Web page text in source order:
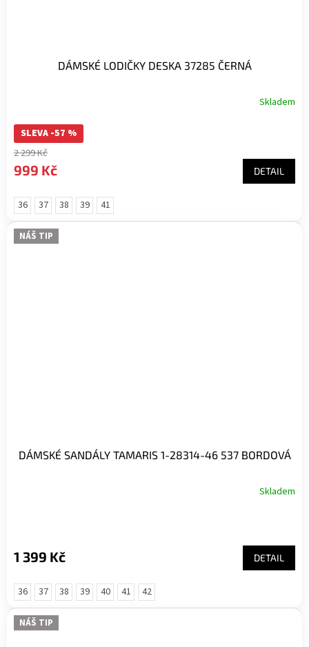
DÁMSKÉ LODIČKY DESKA 37285 ČERNÁ
Skladem
SLEVA -57 %
2 299 Kč
999 Kč DETAIL
36 37 38 39 41
NÁŠ TIP
DÁMSKÉ SANDÁLY TAMARIS 1-28314-46 537 BORDOVÁ
Skladem
1 399 Kč DETAIL
36 37 38 39 40 41 42
NÁŠ TIP